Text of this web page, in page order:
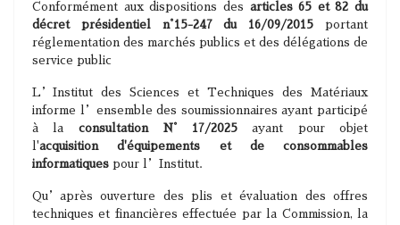
Conformément aux dispositions des articles 65 et 82 du
décret présidentiel n°15-247 du 16/09/2015 portant
réglementation des marchés publics et des délégations de
service public
L’Institut des Sciences et Techniques des Matériaux
informe l’ensemble des soumissionnaires ayant participé
à la consultation N° 17/2025ayant pour objet
l'acquisition d'équipements et de consommables
informatiques pour l’Institut.
Qu’après ouverture des plis et évaluation des offres
techniques et financières effectuée par la Commission, la